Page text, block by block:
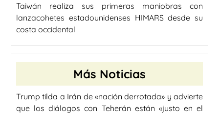
Taiwán realiza sus primeras maniobras con
lanzacohetes estadounidenses HIMARS desde su
costa occidental
Más Noticias
Trump tilda a Irán de «nación derrotada» y advierte
que los diálogos con Teherán están «justo en el